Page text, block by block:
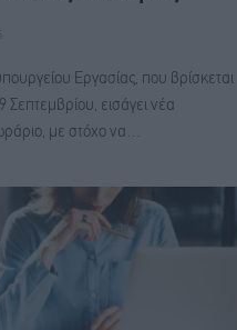
Εργασίας, που βρίσκεται
Σεπτεμβρίου, εισάγει νέα
με στόχο να…